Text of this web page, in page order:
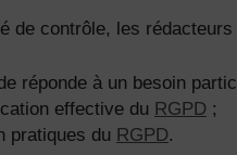
de contrôle, les
réponde à un besoin
effective du RGPD ;
pratiques du RGPD.